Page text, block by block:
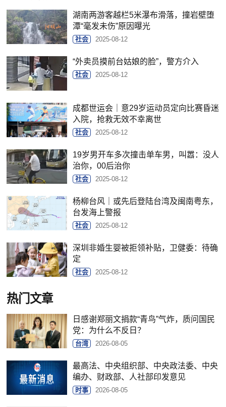
湖南两游客越栏5米瀑布滑落，撞岩壁堕
潭“毫发未伤”原因曝光
社会 2025-08-12
“外卖员摸前台姑娘的脸”，警方介入
社会 2025-08-12
成都世运会｜意29岁运动员定向比赛昏迷
入院，抢救无效不幸离世
社会 2025-08-12
19岁男开车多次撞击单车男，叫嚣：没人
治你，00后治你
社会 2025-08-12
杨柳台风｜或先后登陆台湾及闽南粤东，
台发海上警报
社会 2025-08-12
深圳非婚生婴被拒领补贴，卫健委：待确
定
社会 2025-08-12
热门文章
日感谢郑丽文捐款“青鸟”气炸，质问国民
党：为什么不反日？
台湾 2026-08-05
最高法、中央组织部、中央政法委、中央
编办、财政部、人社部印发意见
时事 2026-08-05